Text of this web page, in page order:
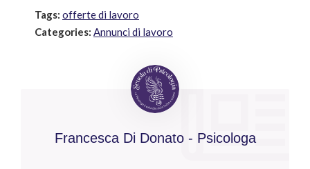
Tags: offerte di lavoro
Categories: Annunci di lavoro
Francesca Di Donato - Psicologa